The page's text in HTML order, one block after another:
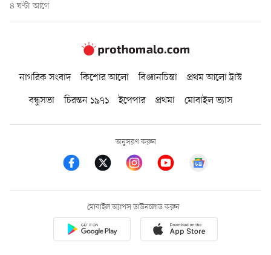
৪ ঘণ্টা আগে
নাগরিক সংবাদ কিশোর আলো বিজ্ঞানচিন্তা
প্রথম আলো ট্রাস্ট
বন্ধুসভা
চিরন্তন ১৯৭১ ইপেপার প্রথমা মোবাইল ভ্যাস
অনুসরণ করুন
মোবাইল অ্যাপস ডাউনলোড করুন